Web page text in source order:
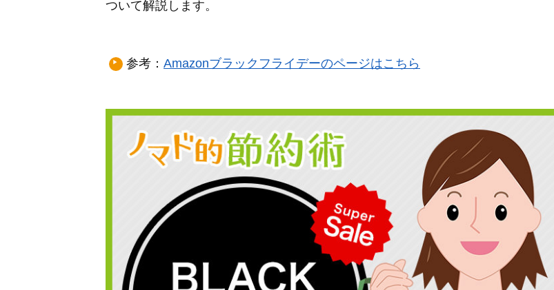
ついて解説します。
参考： Amazonブラックフライデーのページはこちら